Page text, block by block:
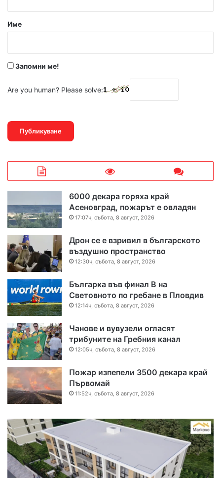
р
Име
Запомни ме!
Are you human? Please solve:
6000 декара горяха край
Асеновград, пожарът е овладян
17:07ч, събота, 8 август, 2026
Дрон се е взривил в българското
въздушно пространство
12:30ч, събота, 8 август, 2026
Българка във финал B на
Световното по гребане в Пловдив
12:14ч, събота, 8 август, 2026
Чанове и вувузели огласят
трибуните на Гребния канал
12:05ч, събота, 8 август, 2026
Пожар изпепели 3500 декара край
Първомай
11:52ч, събота, 8 август, 2026